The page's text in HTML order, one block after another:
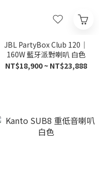
JBL PartyBox Club 120｜
160W 藍牙派對喇叭 白色
NT$18,900 ~ NT$23,888